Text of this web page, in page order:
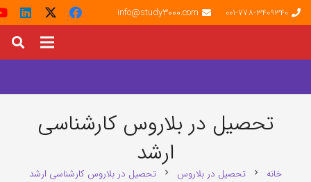
001-778-3409340
info@study3000.com
تحصیل در بلاروس کارشناسی
ارشد
خانه chevron_right تحصیل در بلاروس chevron_right تحصیل در بلاروس کارشناسی ارشد